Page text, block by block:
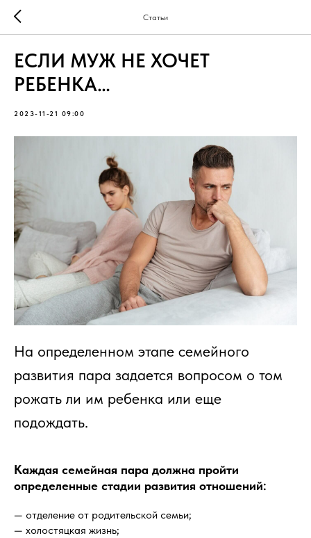
Статьи
ЕСЛИ МУЖ НЕ ХОЧЕТ
РЕБЕНКА…
2023-11-21 09:00
На определенном этапе семейного
развития пара задается вопросом о том
рожать ли им ребенка или еще
подождать.
Каждая семейная пара должна пройти
определенные стадии развития отношений:
— отделение от родительской семьи;
— холостяцкая жизнь;